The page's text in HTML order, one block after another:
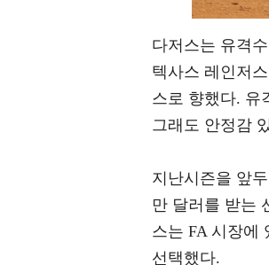
다저스는 유격
텍사스 레인저
스로 향했다. 유
그래도 안정감
지난시즌을 앞
만 달러를 받는
스는 FA 시장에
선택했다.